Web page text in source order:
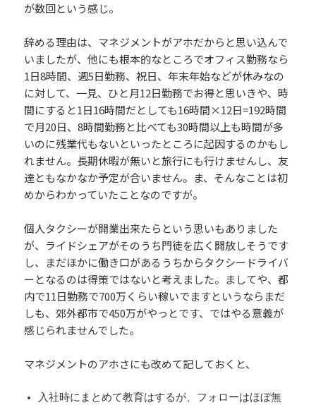
が数回という感じ。
辞める理由は、マネジメントがアホだからと思い込んで
いましたが、他にも根本的なところでオフィス勤務なら
1日8時間、週5日勤務、祝日、年末年始などが休みなの
に対して、一見、ひと月12日勤務でお得と思いきや、時
間にすると1日16時間だとしても16時間×12日=192時間
で月20日、8時間勤務と比べても30時間以上も時間が多
いのに残業代もないといったところに起因するのかもし
れません。長期休暇が無いと旅行にも行けませんし、友
達ともなかなか予定が合いません。ま、そんなことは初
めからわかっていたことなのですが。
個人タクシーが開業出来たらという思いもありました
が、ライドシェアがそのうち門徒を広く開放しそうです
し、まだほかに働き口があるうちからタクシードライバ
ーとなるのは得策ではないと考えました。ましてや、都
内で11日勤務で700万くらい稼いでますというならまだ
しも、郊外都市で450万がやっとです、ではやる意義が
感じられませんでした。
マネジメントのアホさにも改めて記しておくと、
入社時にまとめて教育はするが、フォローはほぼ無